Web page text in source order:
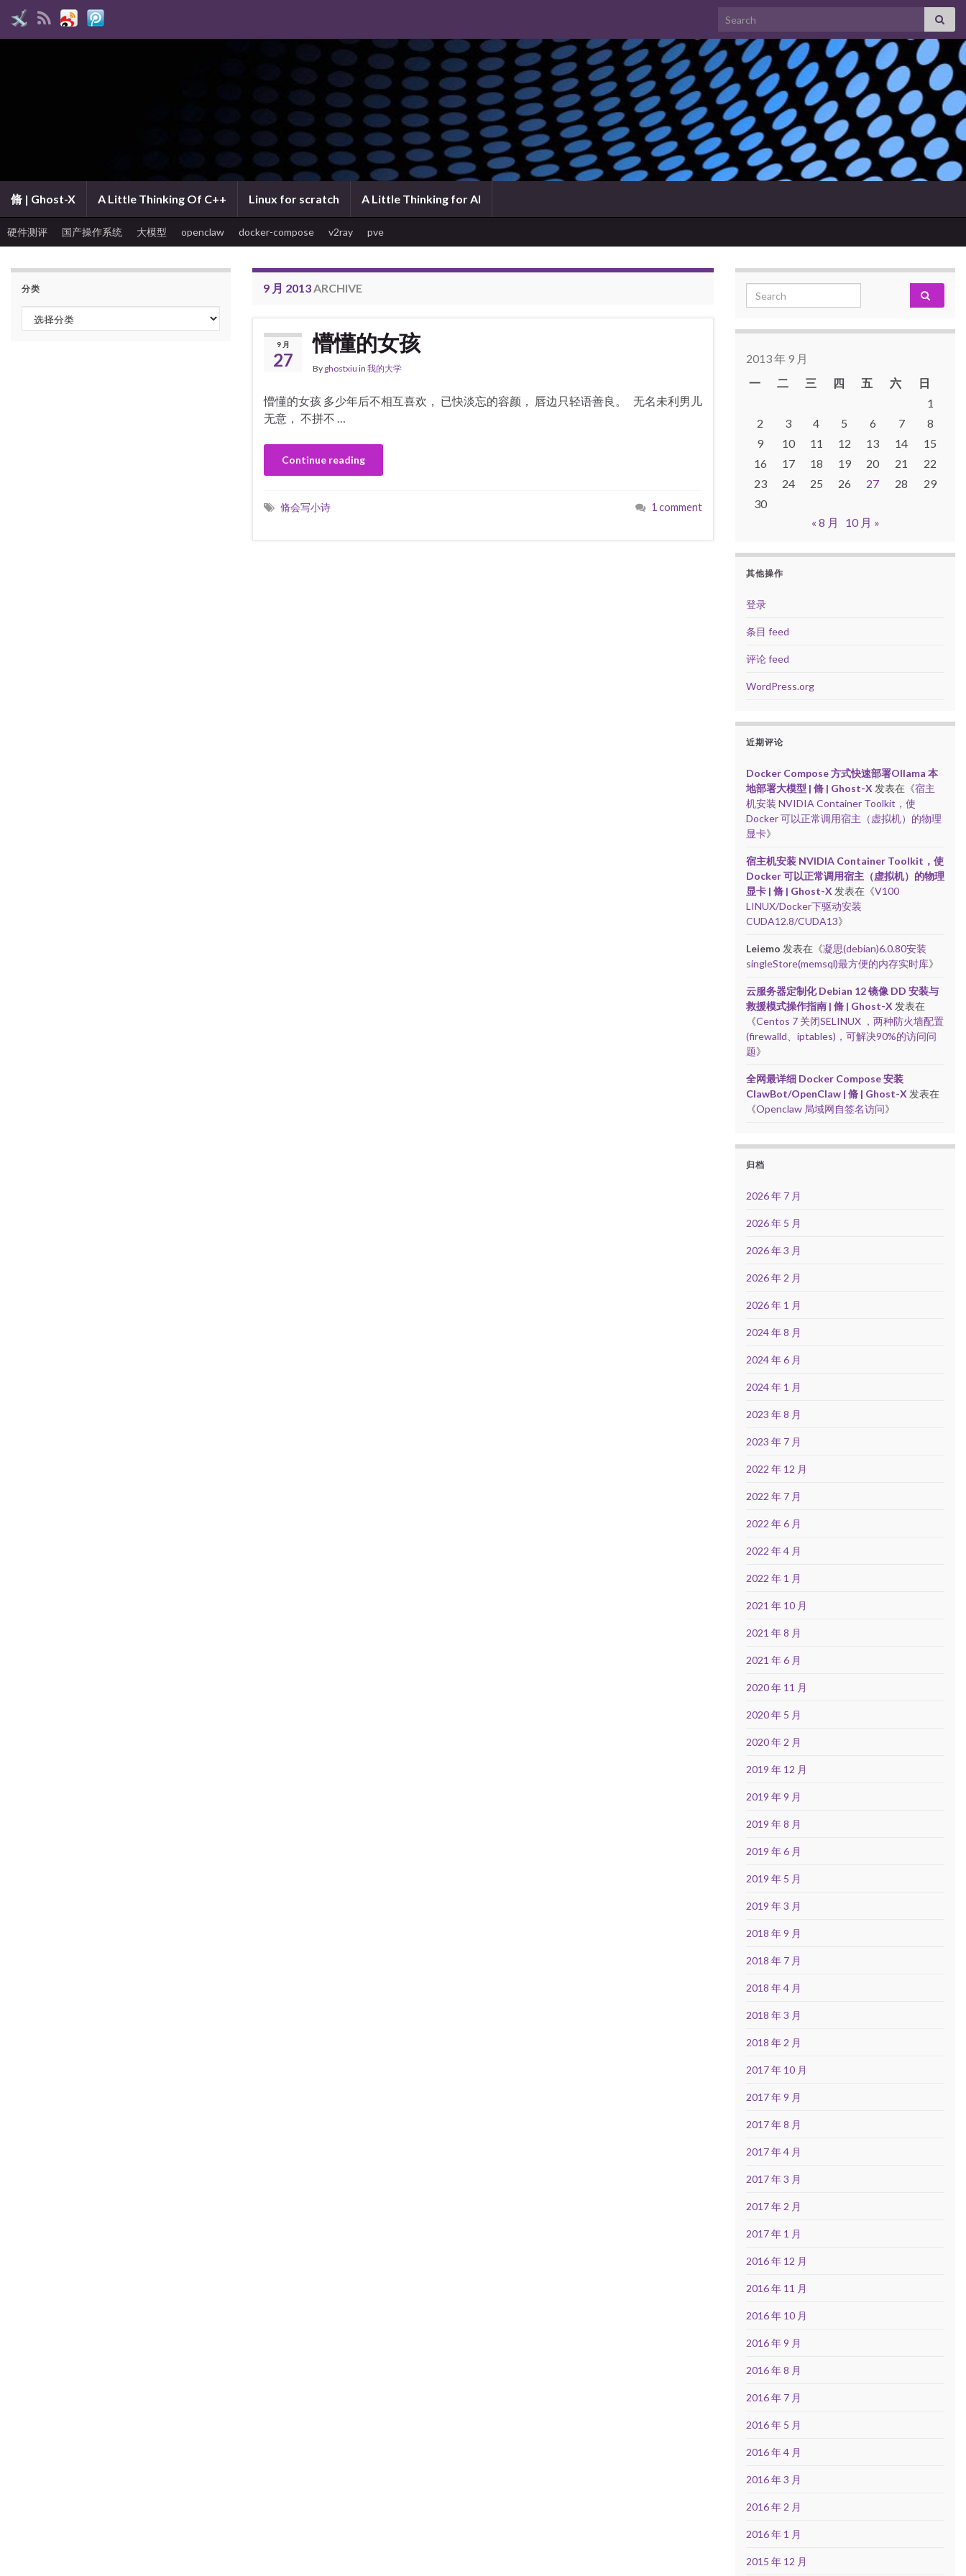
Search for:
脩 | Ghost-X A Little Thinking Of C++ Linux for scratch A Little Thinking for AI
硬件测评 国产操作系统 大模型 openclaw docker-compose v2ray pve
分类
分类
9 月 2013ARCHIVE
9 月
27
懵懂的女孩
By ghostxiu in 我的大学
懵懂的女孩 多少年后不相互喜欢， 已快淡忘的容颜， 唇边只轻语善良。 无名未利男儿
无意， 不拼不 …
Continue reading
脩会写小诗 1 comment
Search for:
2013 年 9 月
一
二 三 四 五 六
日
1
2
3 4 5 6 7
8
9
10 11 12 13 14
15
16
17 18 19 20 21
22
23
24 25 26 27 28
29
30
« 8 月
10 月 »
其他操作
登录
条目 feed
评论 feed
WordPress.org
近期评论
Docker Compose 方式快速部署Ollama 本
地部署大模型 | 脩 | Ghost-X 发表在《宿主
机安装 NVIDIA Container Toolkit，使
Docker 可以正常调用宿主（虚拟机）的物理
显卡》
宿主机安装 NVIDIA Container Toolkit，使
Docker 可以正常调用宿主（虚拟机）的物理
显卡 | 脩 | Ghost-X 发表在《V100
LINUX/Docker下驱动安装
CUDA12.8/CUDA13》
Leiemo 发表在《凝思(debian)6.0.80安装
singleStore(memsql)最方便的内存实时库》
云服务器定制化 Debian 12 镜像 DD 安装与
救援模式操作指南 | 脩 | Ghost-X 发表在
《Centos 7 关闭SELINUX ，两种防火墙配置
(firewalld、iptables)，可解决90%的访问问
题》
全网最详细 Docker Compose 安装
ClawBot/OpenClaw | 脩 | Ghost-X 发表在
《Openclaw 局域网自签名访问》
归档
2026 年 7 月
2026 年 5 月
2026 年 3 月
2026 年 2 月
2026 年 1 月
2024 年 8 月
2024 年 6 月
2024 年 1 月
2023 年 8 月
2023 年 7 月
2022 年 12 月
2022 年 7 月
2022 年 6 月
2022 年 4 月
2022 年 1 月
2021 年 10 月
2021 年 8 月
2021 年 6 月
2020 年 11 月
2020 年 5 月
2020 年 2 月
2019 年 12 月
2019 年 9 月
2019 年 8 月
2019 年 6 月
2019 年 5 月
2019 年 3 月
2018 年 9 月
2018 年 7 月
2018 年 4 月
2018 年 3 月
2018 年 2 月
2017 年 10 月
2017 年 9 月
2017 年 8 月
2017 年 4 月
2017 年 3 月
2017 年 2 月
2017 年 1 月
2016 年 12 月
2016 年 11 月
2016 年 10 月
2016 年 9 月
2016 年 8 月
2016 年 7 月
2016 年 5 月
2016 年 4 月
2016 年 3 月
2016 年 2 月
2016 年 1 月
2015 年 12 月